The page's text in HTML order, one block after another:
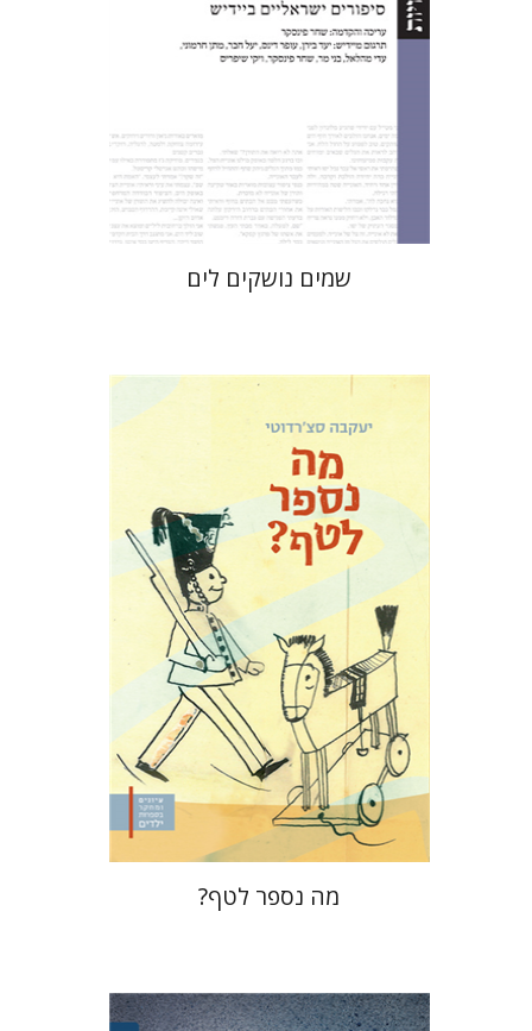
הנחת אתר ספר מודפס
$35
$32
שמים נושקים לים
יעקבה סצ'רדוטי
תמי ישראלי
הנחת אתר ספר מודפס
$35
$32
מה נספר לטף?